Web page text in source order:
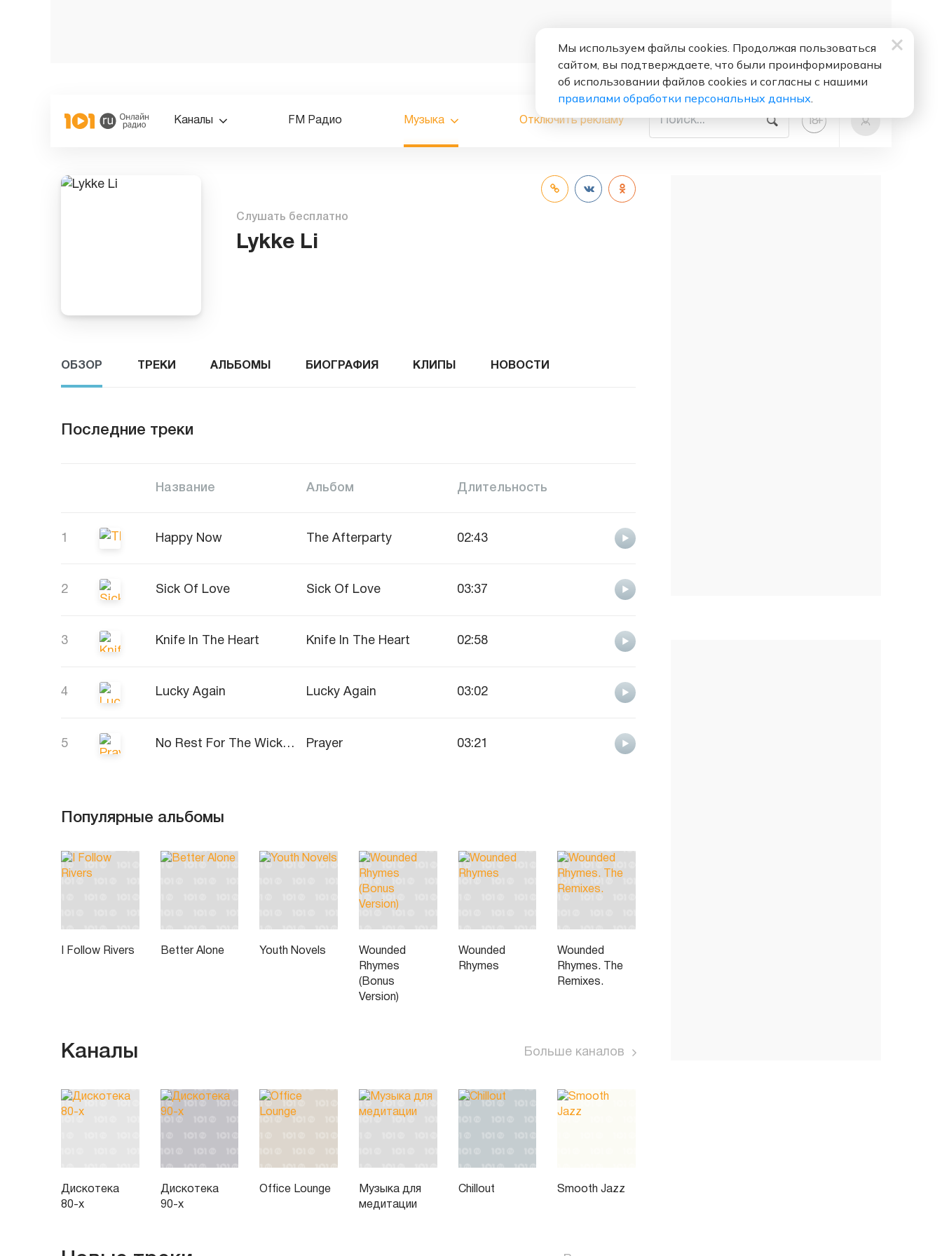
Каналы FM Радио Музыка Отключить рекламу 18+
Слушать бесплатно
Lykke Li
ОБЗОР ТРЕКИ АЛЬБОМЫ БИОГРАФИЯ КЛИПЫ НОВОСТИ
Последние треки
Название Альбом Длительность
1 Happy Now The Afterparty 02:43
2 Sick Of Love Sick Of Love 03:37
3 Knife In The Heart Knife In The Heart 02:58
4 Lucky Again Lucky Again 03:02
5 No Rest For The Wicked (Robin Schulz Edit) Prayer 03:21
Популярные альбомы
I Follow Rivers Better Alone Youth Novels
Wounded
Rhymes
(Bonus
Version)
Wounded
Rhymes
Wounded
Rhymes. The
Remixes.
Каналы Больше каналов
Дискотека
80-х
Дискотека
90-х
Office Lounge
Музыка для
медитации
Chillout Smooth Jazz
Мы используем файлы cookies. Продолжая пользоваться
сайтом, вы подтверждаете, что были проинформированы
об использовании файлов cookies и согласны с нашими
правилами обработки персональных данных.